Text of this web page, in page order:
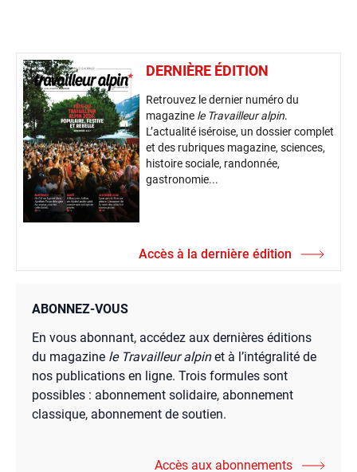
DERNIÈRE ÉDITION
Retrouvez le dernier numéro du
magazine le Travailleur alpin.
L’actualité iséroise, un dossier complet
et des rubriques magazine, sciences,
histoire sociale, randonnée,
gastronomie...
Accès à la dernière édition
ABONNEZ-VOUS
En vous abonnant, accédez aux dernières éditions
du magazine le Travailleur alpinet à l’intégralité de
nos publications en ligne. Trois formules sont
possibles : abonnement solidaire, abonnement
classique, abonnement de soutien.
Accès aux abonnements